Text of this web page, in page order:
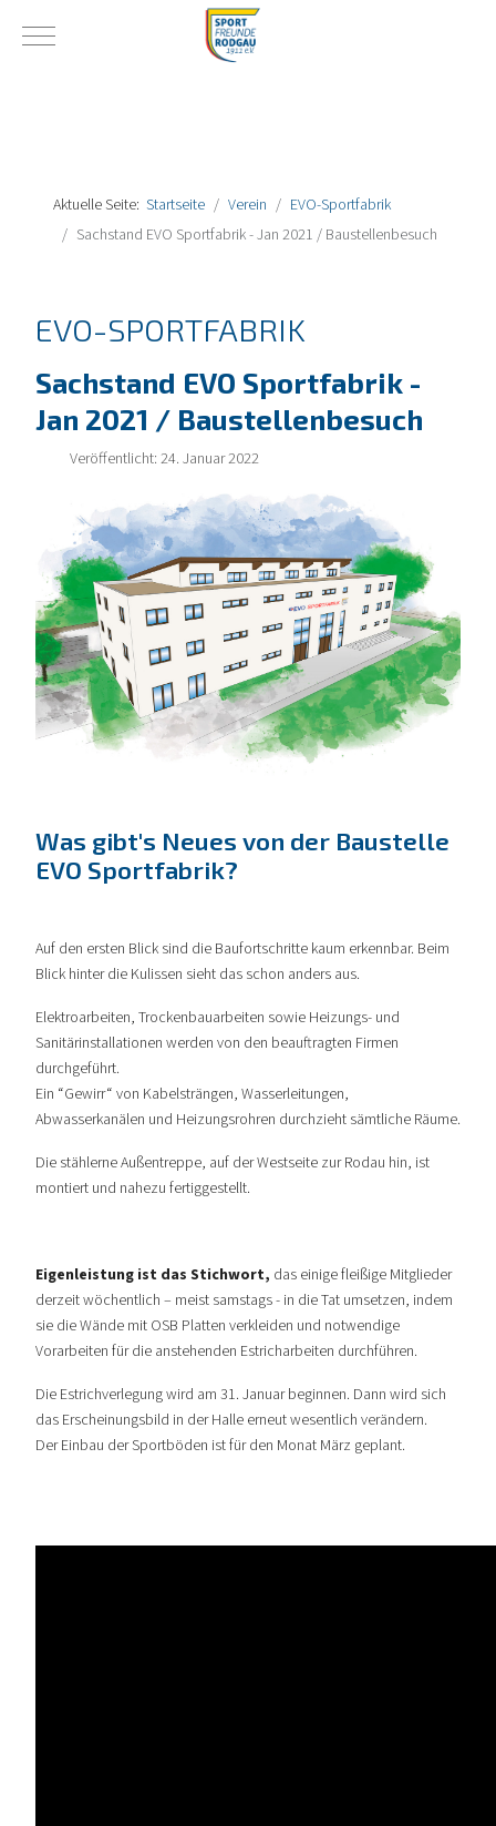
Mobile Menu Toggle
Aktuelle Seite: Startseite Verein
EVO-Sportfabrik
Sachstand EVO Sportfabrik - Jan 2021 / Baustellenbesuch
EVO-SPORTFABRIK
Sachstand EVO Sportfabrik -
Jan 2021 / Baustellenbesuch
Veröffentlicht: 24. Januar 2022
Was gibt's Neues von der Baustelle
EVO Sportfabrik?
Auf den ersten Blick sind die Baufortschritte kaum erkennbar. Beim
Blick hinter die Kulissen sieht das schon anders aus.
Elektroarbeiten, Trockenbauarbeiten sowie Heizungs- und
Sanitärinstallationen werden von den beauftragten Firmen
durchgeführt.
Ein “Gewirr“ von Kabelsträngen, Wasserleitungen,
Abwasserkanälen und Heizungsrohren durchzieht sämtliche Räume.
Die stählerne Außentreppe, auf der Westseite zur Rodau hin, ist
montiert und nahezu fertiggestellt.
Eigenleistung ist das Stichwort, das einige fleißige Mitglieder
derzeit wöchentlich – meist samstags - in die Tat umsetzen, indem
sie die Wände mit OSB Platten verkleiden und notwendige
Vorarbeiten für die anstehenden Estricharbeiten durchführen.
Die Estrichverlegung wird am 31. Januar beginnen. Dann wird sich
das Erscheinungsbild in der Halle erneut wesentlich verändern.
Der Einbau der Sportböden ist für den Monat März geplant.